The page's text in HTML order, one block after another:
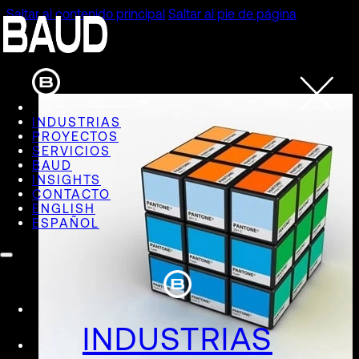
Saltar al contenido principal Saltar al pie de página
INDUSTRIAS
PROYECTOS
SERVICIOS
BAUD
INSIGHTS
CONTACTO
ENGLISH
ESPAÑOL
INDUSTRIAS